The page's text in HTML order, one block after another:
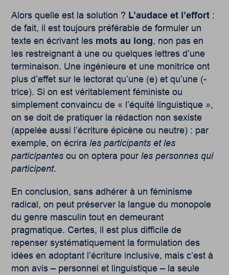
Alors quelle est la solution ? L’audace et l’effort :
de fait, il est toujours préférable de formuler un
texte en écrivant les mots au long, non pas en
les restreignant à une ou quelques lettres d’une
terminaison. Une ingénieure et une monitrice ont
plus d’effet sur le lectorat qu’une (e) et qu’une (-
trice). Si on est véritablement féministe ou
simplement convaincu de « l’équité linguistique »,
on se doit de pratiquer la rédaction non sexiste
(appelée aussi l’écriture épicène ou neutre) : par
exemple, on écrirales participants et les
participantes ou on optera pourles personnes qui
participent.
En conclusion, sans adhérer à un féminisme
radical, on peut préserver la langue du monopole
du genre masculin tout en demeurant
pragmatique. Certes, il est plus difficile de
repenser systématiquement la formulation des
idées en adoptant l’écriture inclusive, mais c’est à
mon avis – personnel et linguistique – la seule